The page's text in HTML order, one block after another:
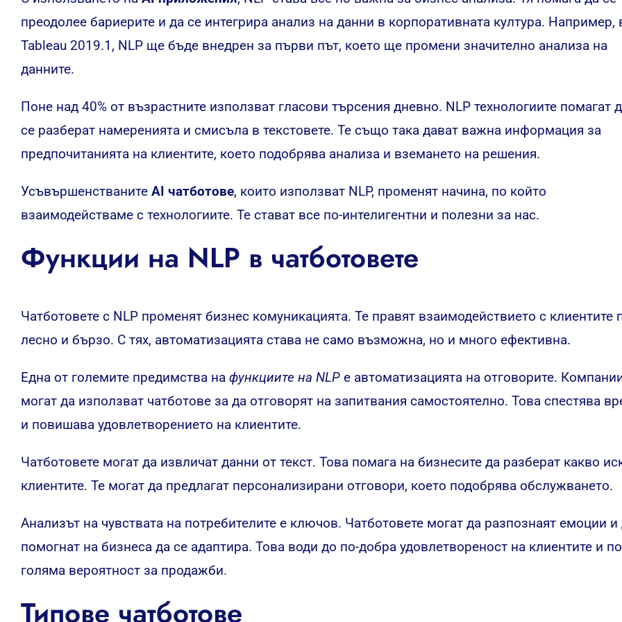
преодолее бариерите и да се интегрира анализ на данни в корпоративната култура. Например,
Tableau 2019.1, NLP ще бъде внедрен за първи път, което ще промени значително анализа на
данните.
Поне над 40% от възрастните използват гласови търсения дневно. NLP технологиите помагат
се разберат намеренията и смисъла в текстовете. Те също така дават важна информация за
предпочитанията на клиентите, което подобрява анализа и вземането на решения.
Усъвършенстваните AI чатботове, които използват NLP, променят начина, по който
взаимодействаме с технологиите. Те стават все по-интелигентни и полезни за нас.
Функции на NLP в чатботовете
Чатботовете с NLP променят бизнес комуникацията. Те правят взаимодействието с клиентите
лесно и бързо. С тях, автоматизацията става не само възможна, но и много ефективна.
Една от големите предимства на функциите на NLP е автоматизацията на отговорите.
могат да използват чатботове за да отговорят на запитвания самостоятелно. Това спестява
и повишава удовлетворението на клиентите.
Чатботовете могат да извличат данни от текст. Това помага на бизнесите да разберат какво
клиентите. Те могат да предлагат персонализирани отговори, което подобрява обслужването.
Анализът на чувствата на потребителите е ключов. Чатботовете могат да разпознаят емоции и
помогнат на бизнеса да се адаптира. Това води до по-добра удовлетвореност на клиентите и
голяма вероятност за продажби.
Типове чатботове